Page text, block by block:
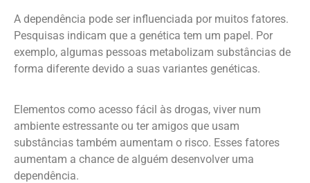
A dependência pode ser influenciada por muitos fatores.
Pesquisas indicam que a genética tem um papel. Por
exemplo, algumas pessoas metabolizam substâncias de
forma diferente devido a suas variantes genéticas.
Elementos como acesso fácil às drogas, viver num
ambiente estressante ou ter amigos que usam
substâncias também aumentam o risco. Esses fatores
aumentam a chance de alguém desenvolver uma
dependência.